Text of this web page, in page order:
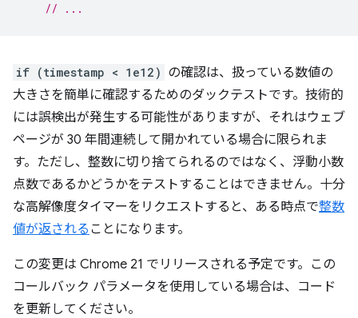
// ...
if (timestamp < 1e12) の確認は、扱っている数値の
大きさを簡単に確認するためのダックテストです。技術的
には誤検出が発生する可能性がありますが、それはウェブ
ページが 30 年間連続して開かれている場合に限られま
す。ただし、整数に切り捨てられるのではなく、浮動小数
点数であるかどうかをテストすることはできません。十分
な高解像度タイマーをリクエストすると、ある時点で整数
値が返される ことになります。
この変更は Chrome 21 でリリースされる予定です。この
コールバック パラメータを使用している場合は、コード
を更新してください。